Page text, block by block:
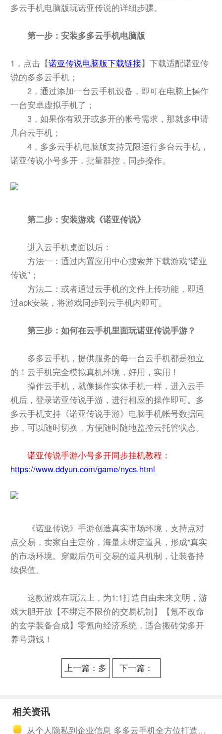
多云手机电脑版玩诺亚传说的详细步骤。
第一步：安装多多云手机电脑版
1，点击【诺亚传说电脑版下载链接】下载适配诺亚传
说的多多云手机；
2，通过添加一台云手机设备，即可在电脑上操作
一台安卓虚拟手机了；
3，如果你有双开或多开的帐号需求，那就多申请
几台云手机；
4，多多云手机电脑版支持无限运行多台云手机，
诺亚传说小号多开，批量群控，同步操作。
第二步：安装游戏《诺亚传说》
进入云手机桌面以后：
方法一：通过内置应用中心搜索并下载游戏“诺亚
传说”；
方法二：或者通过云手机的文件上传功能，即通
过apk安装，将游戏同步到云手机内即可。
第三步：如何在云手机里面玩诺亚传说手游？
多多云手机，提供服务的每一台云手机都是独立
的！云手机完全模拟真机环境，好用，实用！
操作云手机，就像操作实体手机一样，进入云手
机后，登录诺亚传说手游，进行相应的操作即可。多
多云手机支持《诺亚传说手游》电脑手机帐号数据同
步，可以随时切换，方便随时随地监控云托管状态。
诺亚传说手游小号多开同步挂机教程：
https://www.ddyun.com/game/nycs.html
《诺亚传说》手游创造真实市场环境，支持点对
点交易，卖家自主定价，海量未绑定道具，形成*真实
的市场环境。穿戴后仍可交易的道具机制，让装备持
续保值。
这款游戏在玩法上，为1:1打造自由未来文明，游
戏大胆开放【不绑定不限价的交易机制】【氪不改命
的玄学装备合成】零氪向经济系统，适合搬砖党多开
养号赚钱！
上一篇：多
下一篇：
相关资讯
从个人隐私到企业信息 多多云手机全方位打造数据安全长城